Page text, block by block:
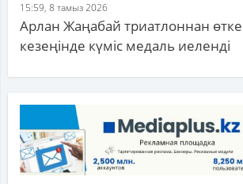
15:59, 8 тамыз 2026
Арлан Жаңабай триатлоннан
кезеңінде күміс медаль иеленді